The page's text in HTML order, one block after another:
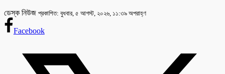
ডেস্ক নিউজ প্রকাশিত: বুধবার, ৫ আগস্ট, ২০২৬, ১১:৩৯ অপরাহ্ণ
Facebook